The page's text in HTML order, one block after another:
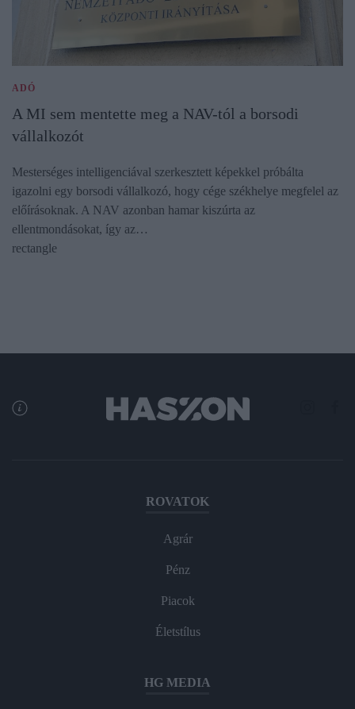
ADÓ
A MI sem mentette meg a NAV-tól a borsodi
vállalkozót
Mesterséges intelligenciával szerkesztett képekkel próbálta
igazolni egy borsodi vállalkozó, hogy cége székhelye megfelel az
előírásoknak. A NAV azonban hamar kiszúrta az
ellentmondásokat, így az…
rectangle
ROVATOK
Agrár
Pénz
Piacok
Életstílus
HG MEDIA